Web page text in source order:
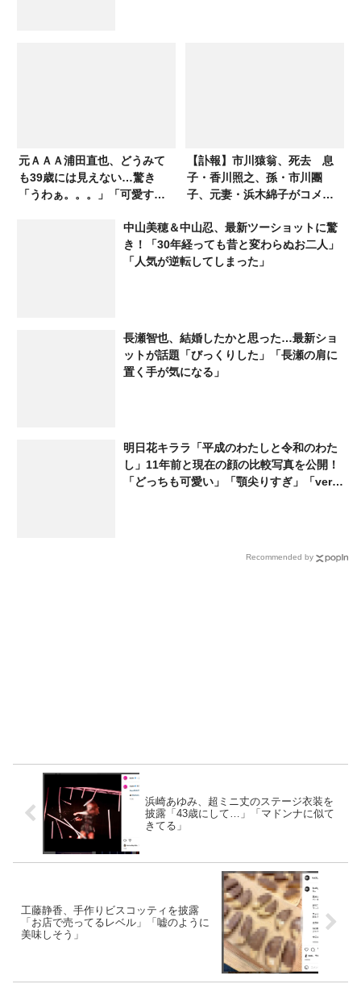
元ＡＡＡ浦田直也、どうみて
も39歳には見えない…驚き
「うわぁ。。。」「可愛すぎ
【訃報】市川猿翁、死去 息
子・香川照之、孫・市川團
子、元妻・浜木綿子がコメン
は…
中山美穂＆中山忍、最新ツーショットに驚
き！「30年経っても昔と変わらぬお二人」
「人気が逆転してしまった」
長瀬智也、結婚したかと思った…最新ショ
ットが話題「びっくりした」「長瀬の肩に
置く手が気になる」
明日花キララ「平成のわたしと令和のわた
し」11年前と現在の顔の比較写真を公開！
「どっちも可愛い」「顎尖りすぎ」「ver.
Recommended by
浜崎あゆみ、超ミニ丈のステージ衣装を
披露「43歳にして…」「マドンナに似て
きてる」
工藤静香、手作りビスコッティを披露
「お店で売ってるレベル」「嘘のように
美味しそう」